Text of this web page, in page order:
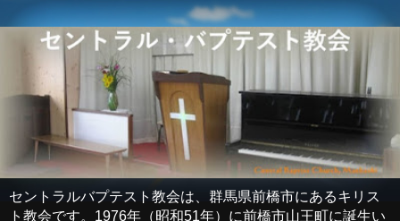
セントラルバプテスト教会は、群馬県前橋市にあるキリス
ト教会です。1976年（昭和51年）に前橋市山王町に誕生い